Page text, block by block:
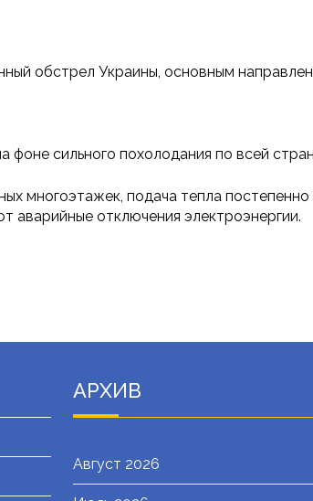
обстрел Украины, основным
фоне сильного похолодания по всей
многоэтажек, подача тепла
аварийные отключения электроэнергии.
АРХИВ
Август 2026